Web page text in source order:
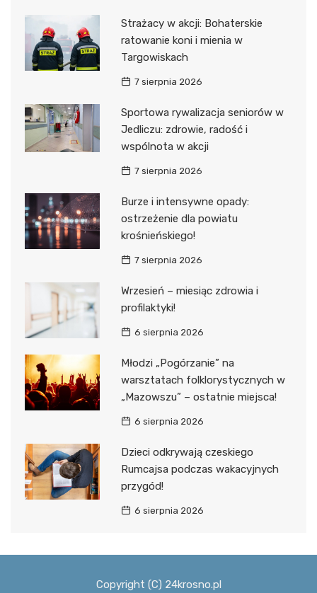
Strażacy w akcji: Bohaterskie
ratowanie koni i mienia w
Targowiskach
7 sierpnia 2026
Sportowa rywalizacja seniorów w
Jedliczu: zdrowie, radość i
wspólnota w akcji
7 sierpnia 2026
Burze i intensywne opady:
ostrzeżenie dla powiatu
krośnieńskiego!
7 sierpnia 2026
Wrzesień – miesiąc zdrowia i
profilaktyki!
6 sierpnia 2026
Młodzi „Pogórzanie” na
warsztatach folklorystycznych w
„Mazowszu” – ostatnie miejsca!
6 sierpnia 2026
Dzieci odkrywają czeskiego
Rumcajsa podczas wakacyjnych
przygód!
6 sierpnia 2026
Copyright (C) 24krosno.pl